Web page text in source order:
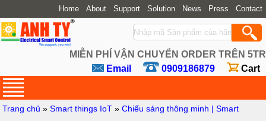
Home About Support Solution News Press Contact
MIỄN PHÍ VẬN CHUYỂN ORDER TRÊN 5TR
Email
0909186879 Cart
Trang chủ »Smart things IoT »Chiếu sáng thông minh | Smart